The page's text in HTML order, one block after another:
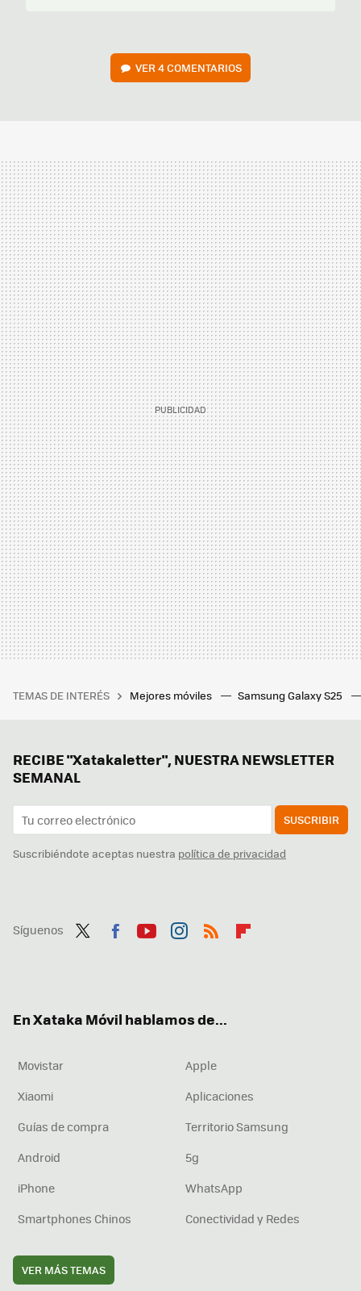
VER4 COMENTARIOS
TEMAS DE INTERÉS Mejores móviles Samsung Galaxy S25
RECIBE "Xatakaletter", NUESTRA NEWSLETTER
SEMANAL
SUSCRIBIR
Suscribiéndote aceptas nuestra política de privacidad
Síguenos
En Xataka Móvil hablamos de...
Movistar
Apple
Xiaomi
Aplicaciones
Guías de compra
Territorio Samsung
Android
5g
iPhone
WhatsApp
Smartphones Chinos
Conectividad y Redes
VER MÁS TEMAS